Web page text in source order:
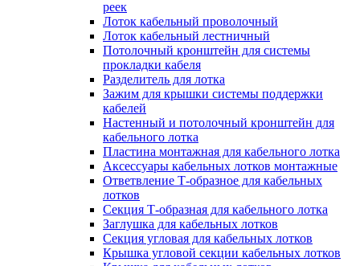
реек
Лоток кабельный проволочный
Лоток кабельный лестничный
Потолочный кронштейн для системы
прокладки кабеля
Разделитель для лотка
Зажим для крышки системы поддержки
кабелей
Настенный и потолочный кронштейн для
кабельного лотка
Пластина монтажная для кабельного лотка
Аксессуары кабельных лотков монтажные
Ответвление Т-образное для кабельных
лотков
Секция Т-образная для кабельного лотка
Заглушка для кабельных лотков
Секция угловая для кабельных лотков
Крышка угловой секции кабельных лотков